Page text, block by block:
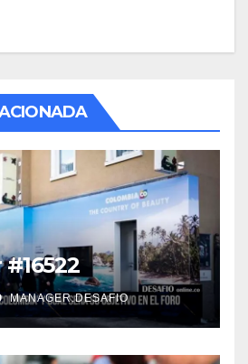
MANAGER.DESAFIO